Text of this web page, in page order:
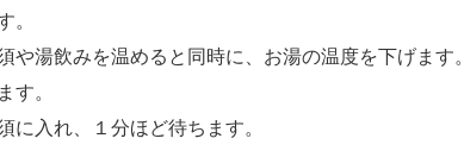
。
や湯飲みを温めると同時に、お湯の温度を下げます
す。
に入れ、１分ほど待ちます。